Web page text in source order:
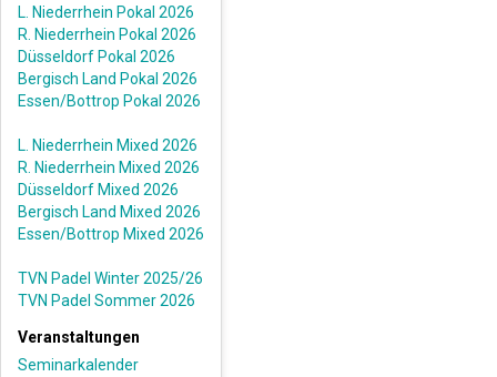
L. Niederrhein Pokal 2026
R. Niederrhein Pokal 2026
Düsseldorf Pokal 2026
Bergisch Land Pokal 2026
Essen/Bottrop Pokal 2026
L. Niederrhein Mixed 2026
R. Niederrhein Mixed 2026
Düsseldorf Mixed 2026
Bergisch Land Mixed 2026
Essen/Bottrop Mixed 2026
TVN Padel Winter 2025/26
TVN Padel Sommer 2026
Veranstaltungen
Seminarkalender